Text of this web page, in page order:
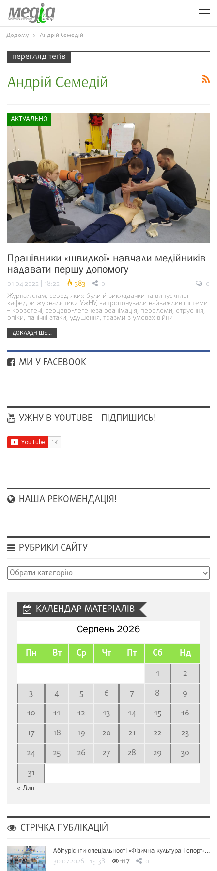
Додому Андрій Семедій
перегляд теґів
Андрій Семедій
АКТУАЛЬНО
Працівники «швидкої» навчали медійників
надавати першу допомогу
01.04.2022 | 18:22 383 0
0
Журналістам, серед яких були й викладачки та випускниці
кафедри журналістики УжНУ, запропонували найважливіші теми
– кровотечі, серцево-легенева реанімація, переломи, отруєння,
опіки, панічні атаки, удушення, травми в умовах війни
ДОКЛАДНІШЕ...
МИ У FACEBOOK
УЖНУ В YOUTUBE – ПІДПИШИСЬ!
НАША РЕКОМЕНДАЦІЯ!
РУБРИКИ САЙТУ
Рубрики
КАЛЕНДАР МАТЕРІАЛІВ
Серпень 2026
Пн Вт Ср Чт Пт Сб Нд
1
2
3
4 5 6 7 8
9
10
11 12 13 14 15
16
17
18 19 20 21 22
23
24
25 26 27 28 29
30
31
« Лип
СТРІЧКА ПУБЛІКАЦІЙ
Абітурієнти спеціальності «Фізична культура і спорт»…
30.07.2026 | 15:38 117 0